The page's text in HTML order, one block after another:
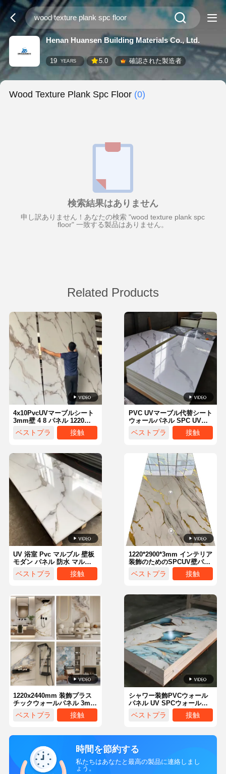
Henan Huansen Building Materials Co., Ltd.
19 YEARS 5.0 確認された製造者
Wood Texture Plank Spc Floor (0)
検索結果はありません
申し訳ありません！あなたの検索 "wood texture plank spc
floor" 一致する製品はありません。
Related Products
4x10PvcUVマーブルシート
3mm壁 4 8 パネル 1220
2440 パネル 10 フィート
Pvcマーブルスレイブ
ベストプラ
接触
PVC UVマーブル代替シート
ウォールパネル SPC UVウ
ォールパネル
1220*2900*3mm PVCマー
ベストプラ
接触
UV 浴室 Pvc マルブル 壁板
モダン パネル 防水 マルブ
ル スラブ 壁板 シート
ベストプラ
接触
1220*2900*3mm インテリア
装飾のためのSPCUV壁パネ
ル PVC大理石シートボア
SPC大理石壁パネル
ベストプラ
接触
1220x2440mm 装飾プラス
チックウォールパネル 3mm
デコ インテリア ウッド調
PVC クラッド
ベストプラ
接触
シャワー装飾PVCウォール
パネル UV SPCウォールク
ラディングパネル 防音 96イ
ンチ
ベストプラ
接触
時間を節約する
私たちはあなたと最高の製品に連絡しまし
ょう。